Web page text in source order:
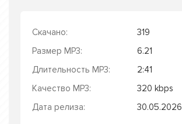
Скачано:
319
Размер MP3:
6.21
Длительность MP3:
2:41
Качество MP3:
320 kbps
Дата релиза:
30.05.2026